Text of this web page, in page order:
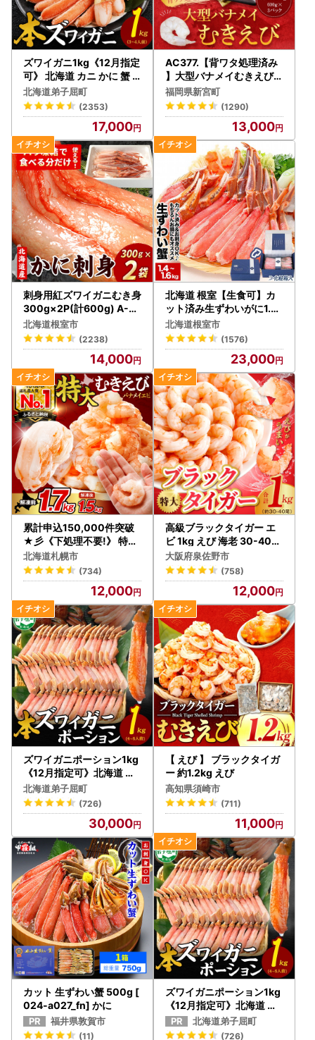
ズワイガニ1kg《12月指定
可》 北海道 カニ かに 蟹 3
190
北海道弟子屈町
(2353)
17,000
AC377.【背ワタ処理済み
】大型バナメイむきえび約
1.8kg（600g×3パック）
福岡県新宮町
(1290)
13,000
刺身用紅ズワイガニむき身
300g×2P(計600g) A-07
032
北海道根室市
(2238)
14,000
北海道 根室【生食可】カ
ット済み生ずわいがに1.4
～1.6kg(700～800g×2P
) B-48014
北海道根室市
(1576)
23,000
累計申込150,000件突破
★彡《下処理不要!》 特大
むきえび 背ワタなし 5Lサ
イズ 1.7kg (解凍前)
北海道札幌市
(734)
12,000
高級ブラックタイガー エ
ビ 1kg えび 海老 30-40尾
特大 背ワタなし
大阪府泉佐野市
(758)
12,000
ズワイガニポーション1kg
《12月指定可》北海道 カ
ニ かに 蟹 2286
北海道弟子屈町
(726)
30,000
【 えび 】 ブラックタイガ
ー 約1.2kg えび
高知県須崎市
(711)
11,000
カット 生ずわい蟹 500g [
024-a027_fn] かに
福井県敦賀市
(11)
ズワイガニポーション1kg
《12月指定可》北海道 カ
ニ かに 蟹 2286
北海道弟子屈町
(726)